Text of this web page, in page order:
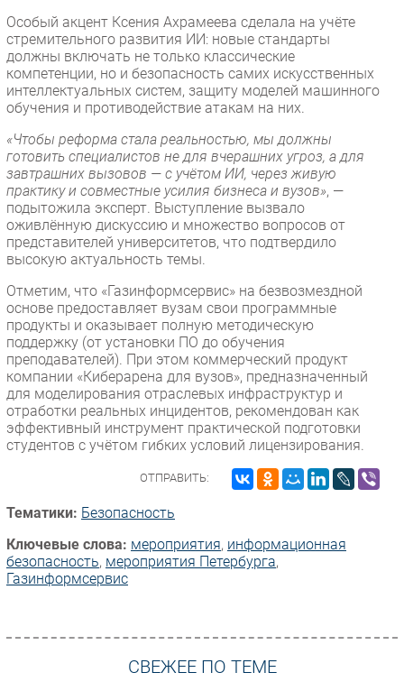
Особый акцент Ксения Ахрамеева сделала на учёте
стремительного развития ИИ: новые стандарты
должны включать не только классические
компетенции, но и безопасность самих искусственных
интеллектуальных систем, защиту моделей машинного
обучения и противодействие атакам на них.
«Чтобы реформа стала реальностью, мы должны
готовить специалистов не для вчерашних угроз, а для
завтрашних вызовов — с учётом ИИ, через живую
практику и совместные усилия бизнеса и вузов», —
подытожила эксперт. Выступление вызвало
оживлённую дискуссию и множество вопросов от
представителей университетов, что подтвердило
высокую актуальность темы.
Отметим, что «Газинформсервис» на безвозмездной
основе предоставляет вузам свои программные
продукты и оказывает полную методическую
поддержку (от установки ПО до обучения
преподавателей). При этом коммерческий продукт
компании «Киберарена для вузов», предназначенный
для моделирования отраслевых инфраструктур и
отработки реальных инцидентов, рекомендован как
эффективный инструмент практической подготовки
студентов с учётом гибких условий лицензирования.
ОТПРАВИТЬ:
Тематики: Безопасность
Ключевые слова: мероприятия, информационная
безопасность, мероприятия Петербурга,
Газинформсервис
СВЕЖЕЕ ПО ТЕМЕ